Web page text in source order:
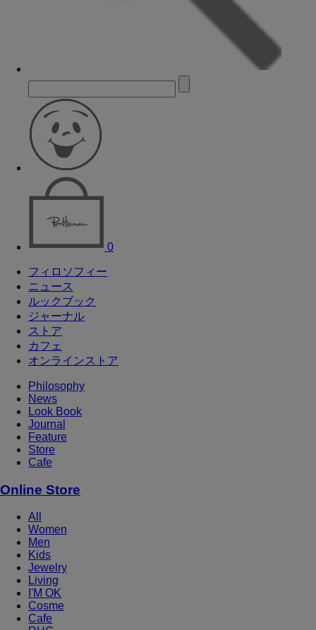
0
フィロソフィー
ニュース
ルックブック
ジャーナル
ストア
カフェ
オンラインストア
Philosophy
News
Look Book
Journal
Feature
Store
Cafe
Online Store
All
Women
Men
Kids
Jewelry
Living
I'M OK
Cosme
Cafe